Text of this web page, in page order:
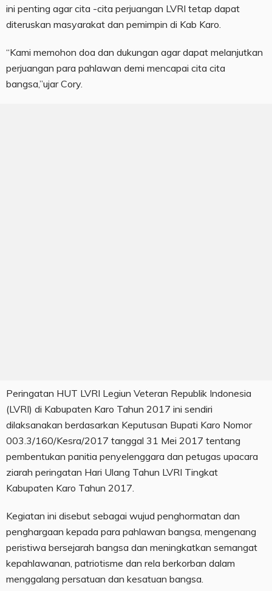
ini penting agar cita -cita perjuangan LVRI tetap dapat
diteruskan masyarakat dan pemimpin di Kab Karo.
“Kami memohon doa dan dukungan agar dapat melanjutkan
perjuangan para pahlawan demi mencapai cita cita
bangsa,”ujar Cory.
Peringatan HUT LVRI Legiun Veteran Republik Indonesia
(LVRI) di Kabupaten Karo Tahun 2017 ini sendiri
dilaksanakan berdasarkan Keputusan Bupati Karo Nomor
003.3/160/Kesra/2017 tanggal 31 Mei 2017 tentang
pembentukan panitia penyelenggara dan petugas upacara
ziarah peringatan Hari Ulang Tahun LVRI Tingkat
Kabupaten Karo Tahun 2017.
Kegiatan ini disebut sebagai wujud penghormatan dan
penghargaan kepada para pahlawan bangsa, mengenang
peristiwa bersejarah bangsa dan meningkatkan semangat
kepahlawanan, patriotisme dan rela berkorban dalam
menggalang persatuan dan kesatuan bangsa.